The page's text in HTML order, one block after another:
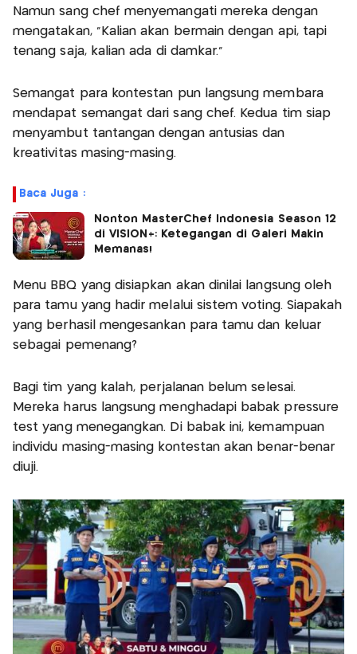
Namun sang chef menyemangati mereka dengan
mengatakan, “Kalian akan bermain dengan api, tapi
tenang saja, kalian ada di damkar.”
Semangat para kontestan pun langsung membara
mendapat semangat dari sang chef. Kedua tim siap
menyambut tantangan dengan antusias dan
kreativitas masing-masing.
Baca Juga :
Nonton MasterChef Indonesia Season 12
di VISION+: Ketegangan di Galeri Makin
Memanas!
Menu BBQ yang disiapkan akan dinilai langsung oleh
para tamu yang hadir melalui sistem voting. Siapakah
yang berhasil mengesankan para tamu dan keluar
sebagai pemenang?
Bagi tim yang kalah, perjalanan belum selesai.
Mereka harus langsung menghadapi babak pressure
test yang menegangkan. Di babak ini, kemampuan
individu masing-masing kontestan akan benar-benar
diuji.